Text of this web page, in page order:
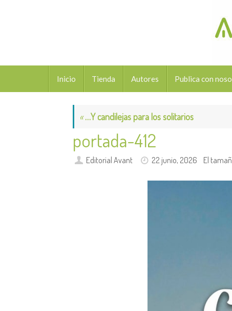
contenido
Inicio Tienda Autores Publica con
«…Y candilejas para los solitarios
portada-412
Editorial Avant 22 junio, 2026 El